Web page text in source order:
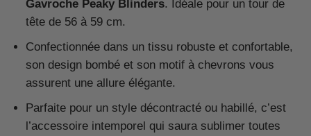
Gavroche Peaky Blinders. Idéale pour un tour de
tête de 56 à 59 cm.
Confectionnée dans un tissu robuste et confortable,
son design bombé et son motif à chevrons vous
assurent une allure élégante.
Parfaite pour un style décontracté ou habillé, c’est
l’accessoire intemporel qui saura sublimer toutes